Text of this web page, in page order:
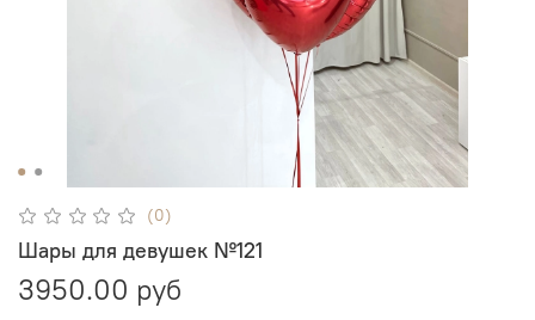
(0)
Шары для девушек №121
3950.00 руб